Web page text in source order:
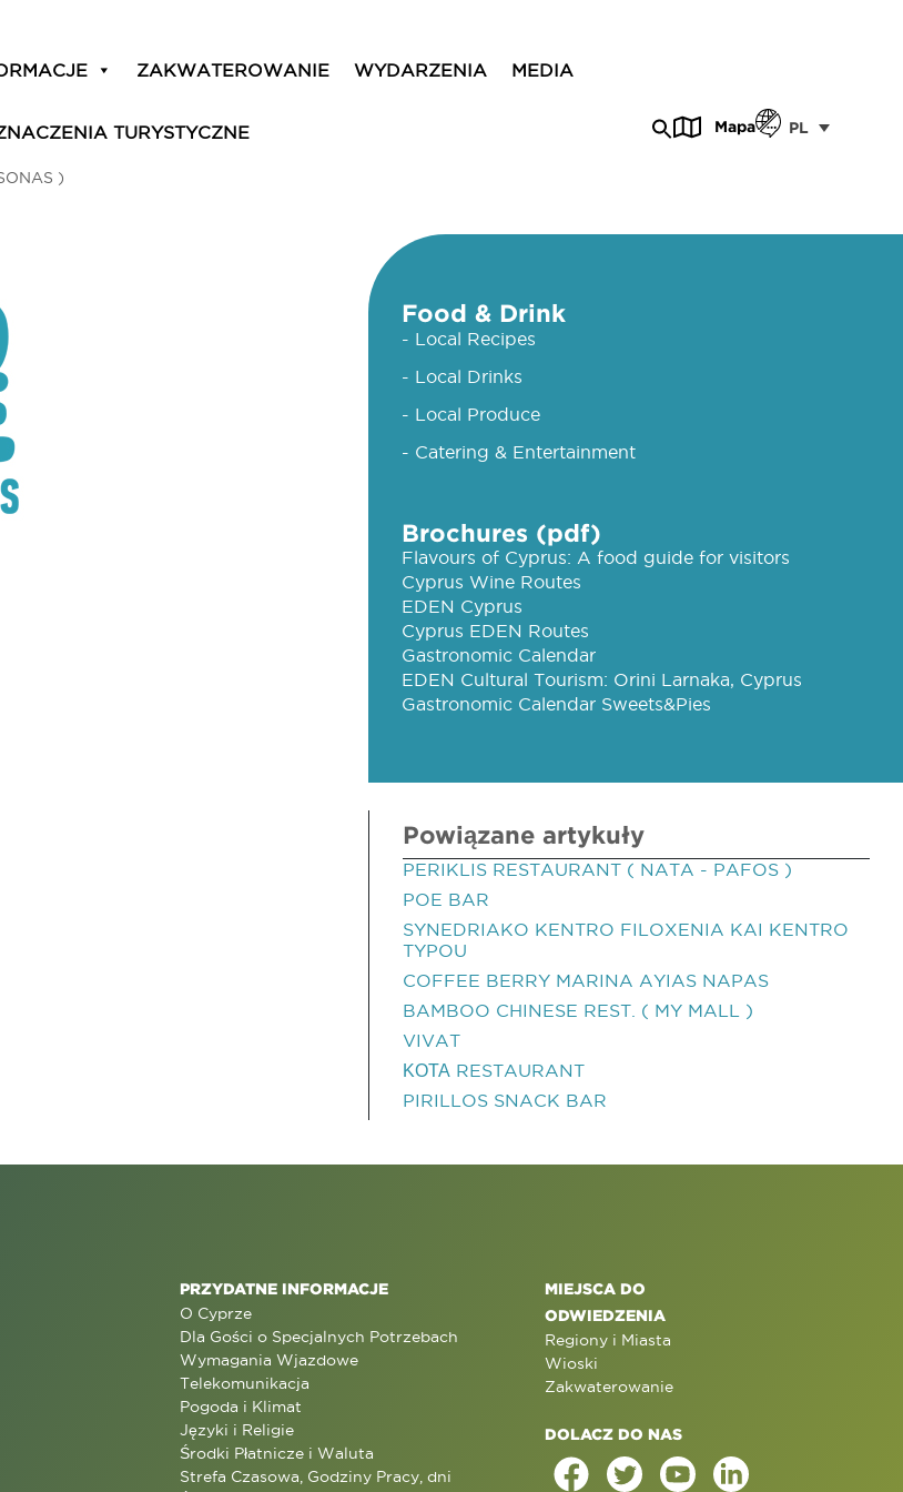
ZAKWATEROWANIE WYDARZENIA MEDIA
TURYSTYCZNE Mapa PL
)
Food & Drink
- Local Recipes
- Local Drinks
- Local Produce
- Catering & Entertainment
Brochures (pdf)
Flavours of Cyprus: A food guide for visitors
Cyprus Wine Routes
EDEN Cyprus
Cyprus EDEN Routes
Gastronomic Calendar
EDEN Cultural Tourism: Orini Larnaka, Cyprus
Gastronomic Calendar Sweets&Pies
Powiązane artykuły
PERIKLIS RESTAURANT ( NATA - PAFOS )
POE BAR
SYNEDRIAKO KENTRO FILOXENIA KAI KENTRO
TYPOU
COFFEE BERRY MARINA AYIAS NAPAS
BAMBOO CHINESE REST. ( MY MALL )
VIVAT
ΚΟΤΑ RESTAURANT
PIRILLOS SNACK BAR
PRZYDATNE INFORMACJE
O Cyprze
Dla Gości o Specjalnych Potrzebach
Wymagania Wjazdowe
Telekomunikacja
Pogoda i Klimat
Języki i Religie
Środki Płatnicze i Waluta
Strefa Czasowa, Godziny Pracy, dni
MIEJSCA DO
ODWIEDZENIA
Regiony i Miasta
Wioski
Zakwaterowanie
DOLACZ DO NAS